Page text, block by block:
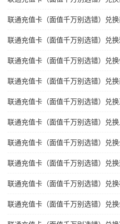
联通充值卡（面值千万别选错）兑
联通充值卡（面值千万别选错）兑
联通充值卡（面值千万别选错）兑
联通充值卡（面值千万别选错）兑
联通充值卡（面值千万别选错）兑
联通充值卡（面值千万别选错）兑
联通充值卡（面值千万别选错）兑
联通充值卡（面值千万别选错）兑
联通充值卡（面值千万别选错）兑
联通充值卡（面值千万别选错）兑